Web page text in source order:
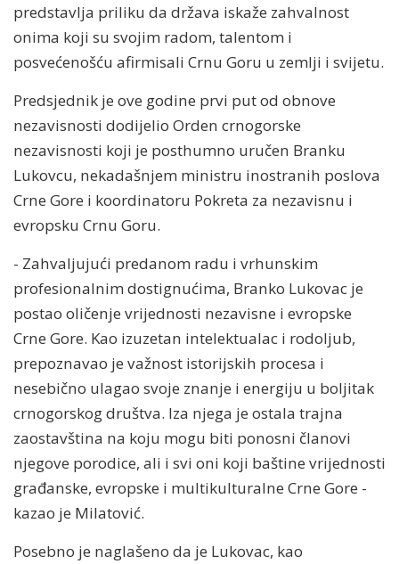
predstavlja priliku da država iskaže zahvalnost
onima koji su svojim radom, talentom i
posvećenošću afirmisali Crnu Goru u zemlji i svijetu.
Predsjednik je ove godine prvi put od obnove
nezavisnosti dodijelio Orden crnogorske
nezavisnosti koji je posthumno uručen Branku
Lukovcu, nekadašnjem ministru inostranih poslova
Crne Gore i koordinatoru Pokreta za nezavisnu i
evropsku Crnu Goru.
- Zahvaljujući predanom radu i vrhunskim
profesionalnim dostignućima, Branko Lukovac je
postao oličenje vrijednosti nezavisne i evropske
Crne Gore. Kao izuzetan intelektualac i rodoljub,
prepoznavao je važnost istorijskih procesa i
nesebično ulagao svoje znanje i energiju u boljitak
crnogorskog društva. Iza njega je ostala trajna
zaostavština na koju mogu biti ponosni članovi
njegove porodice, ali i svi oni koji baštine vrijednosti
građanske, evropske i multikulturalne Crne Gore -
kazao je Milatović.
Posebno je naglašeno da je Lukovac, kao